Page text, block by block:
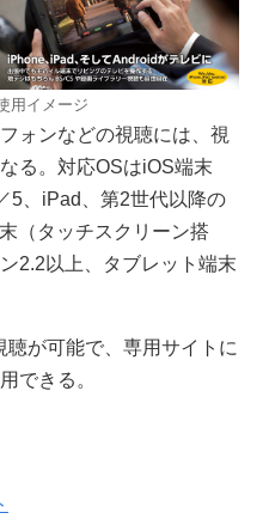
用イメージ
ォンなどの視聴には、視
る。対応OSはiOS端末
5、iPad、第2世代以降の
（タッチスクリーン搭
2.2以上、タブレット端末
が可能で、専用サイトに
できる。